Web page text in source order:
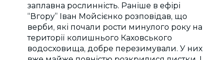
заплавна рослинність. Раніше в ефірі
“Вгору” Іван Мойсієнко розповідав, що
верби, які почали рости минулого року на
території колишнього Каховського
водосховища, добре перезимували. У них